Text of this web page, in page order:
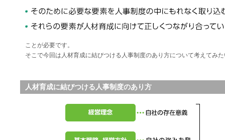
ことが必要です。
そこで今回は人材育成に結びつける人事制度のあり方について考えてみ
人材育成に結びつける人事制度のあり方